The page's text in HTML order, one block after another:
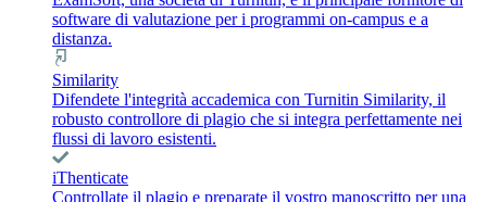
software di valutazione per i programmi on-campus e a
distanza.
Similarity
Difendete l'integrità accademica con Turnitin Similarity, il
robusto controllore di plagio che si integra perfettamente nei
flussi di lavoro esistenti.
iThenticate
Controllate il plagio e preparate il vostro manoscritto per una